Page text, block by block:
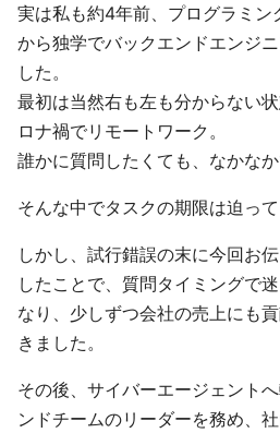
実は私も約4年前、プログラミン
から独学でバックエンドエンジ
した。
最初は当然右も左も分からない
ロナ禍でリモートワーク。
誰かに質問したくても、なかなか
そんな中でタスクの期限は迫って
しかし、試行錯誤の末に今回お
したことで、質問タイミングで
なり、少しずつ会社の売上にも
きました。
その後、サイバーエージェント
ンドチームのリーダーを務め、